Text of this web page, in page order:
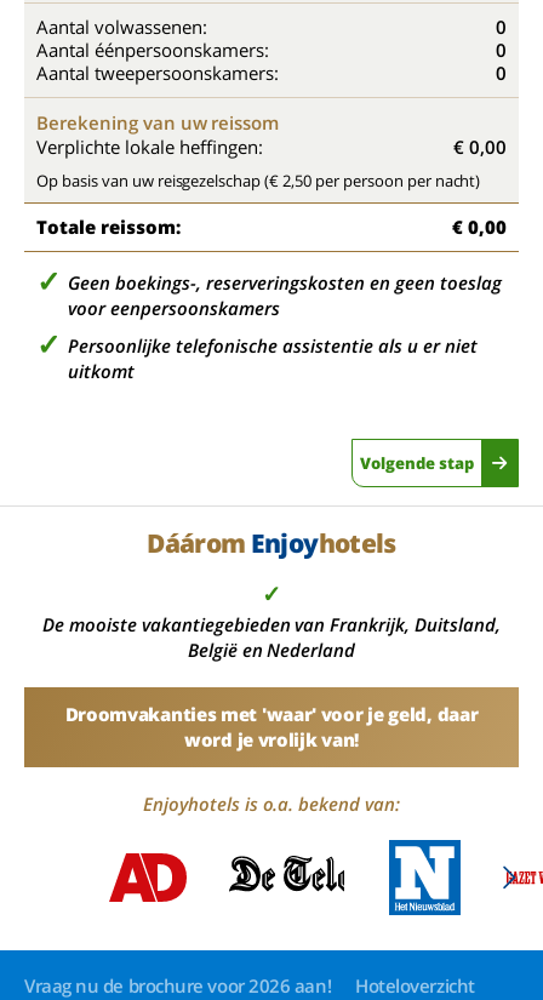
Aantal volwassenen:
0
Aantal éénpersoonskamers:
0
Aantal tweepersoonskamers:
0
Berekening van uw reissom
Verplichte lokale heffingen:
€ 0,00
Op basis van uw reisgezelschap (€ 2,50 per persoon per nacht)
Totale reissom: € 0,00
Geen boekings-, reserveringskosten en geen toeslag
voor eenpersoonskamers
Persoonlijke telefonische assistentie als u er niet
uitkomt
Volgende stap
Dáárom Enjoyhotels
✓
De mooiste vakantiegebieden van Frankrijk, Duitsland,
België en Nederland
Droomvakanties met 'waar' voor je geld, daar
word je vrolijk van!
Enjoyhotels is o.a. bekend van:
Vraag nu de brochure voor 2026 aan!
Hoteloverzicht